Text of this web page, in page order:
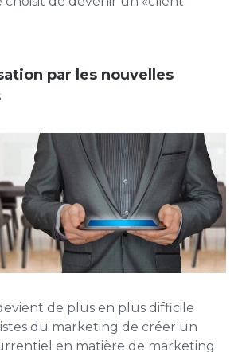
par les nouvelles
de plus en plus difficile
du marketing de créer un
en matière de marketing